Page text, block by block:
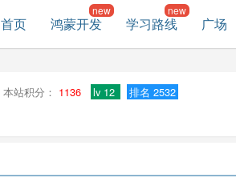
首页 鸿蒙开发 学习路线 广场
本站积分： 1136 lv 12 排名 2532